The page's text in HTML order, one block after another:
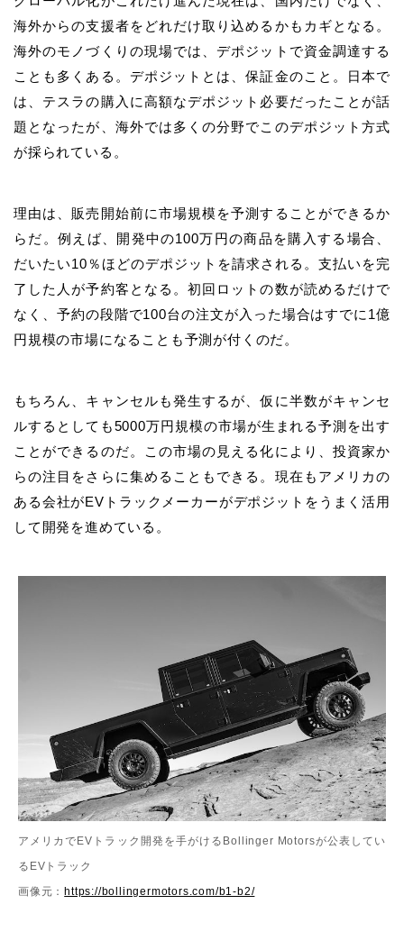
海外からの支援者をどれだけ取り込めるかもカギとなる。
海外のモノづくりの現場では、デポジットで資金調達する
ことも多くある。デポジットとは、保証金のこと。日本で
は、テスラの購入に高額なデポジット必要だったことが話
題となったが、海外では多くの分野でこのデポジット方式
が採られている。
理由は、販売開始前に市場規模を予測することができるか
らだ。例えば、開発中の100万円の商品を購入する場合、
だいたい10％ほどのデポジットを請求される。支払いを完
了した人が予約客となる。初回ロットの数が読めるだけで
なく、予約の段階で100台の注文が入った場合はすでに1億
円規模の市場になることも予測が付くのだ。
もちろん、キャンセルも発生するが、仮に半数がキャンセ
ルするとしても5000万円規模の市場が生まれる予測を出す
ことができるのだ。この市場の見える化により、投資家か
らの注目をさらに集めることもできる。現在もアメリカの
ある会社がEVトラックメーカーがデポジットをうまく活用
して開発を進めている。
アメリカでEVトラック開発を手がけるBollinger Motorsが公表してい
るEVトラック
画像元： https://bollingermotors.com/b1-b2/